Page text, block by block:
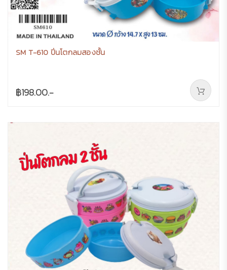
SM T-610 ปิ่นโตกลมสองชั้น
฿198.00.-